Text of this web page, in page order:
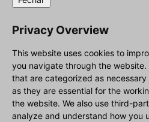
Privacy Overview
This website uses cookies to
you navigate through the
that are categorized as
as they are essential for the
the website. We also use third-
analyze and understand how you